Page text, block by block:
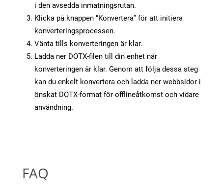
i den avsedda inmatningsrutan.
Klicka på knappen “Konvertera” för att initiera
konverteringsprocessen.
Vänta tills konverteringen är klar.
Ladda ner DOTX-filen till din enhet när
konverteringen är klar. Genom att följa dessa steg
kan du enkelt konvertera och ladda ner webbsidor i
önskat DOTX-format för offlineåtkomst och vidare
användning.
FAQ